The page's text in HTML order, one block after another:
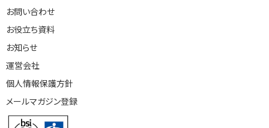
お問い合わせ
お役立ち資料
お知らせ
運営会社
個人情報保護方針
メールマガジン登録